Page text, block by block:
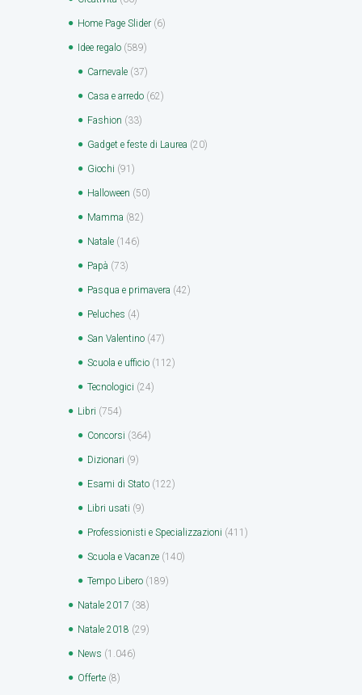
Home Page Slider (6)
Idee regalo (589)
Carnevale (37)
Casa e arredo (62)
Fashion (33)
Gadget e feste di Laurea (20)
Giochi (91)
Halloween (50)
Mamma (82)
Natale (146)
Papà (73)
Pasqua e primavera (42)
Peluches (4)
San Valentino (47)
Scuola e ufficio (112)
Tecnologici (24)
Libri (754)
Concorsi (364)
Dizionari (9)
Esami di Stato (122)
Libri usati (9)
Professionisti e Specializzazioni (411)
Scuola e Vacanze (140)
Tempo Libero (189)
Natale 2017 (38)
Natale 2018 (29)
News (1.046)
Offerte (8)